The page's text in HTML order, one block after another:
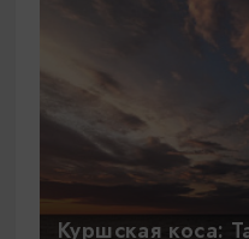
Куршская коса: